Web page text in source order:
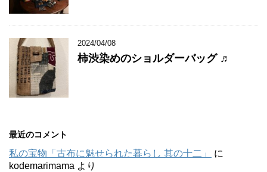
2024/04/08
柿渋染めのショルダーバッグ ♬
最近のコメント
私の宝物「古布に魅せられた暮らし 其の十二」
に
kodemarimama より